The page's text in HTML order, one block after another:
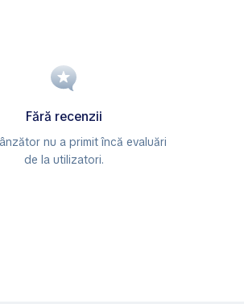
Fără recenzii
nu a primit încă evaluări
de la utilizatori.